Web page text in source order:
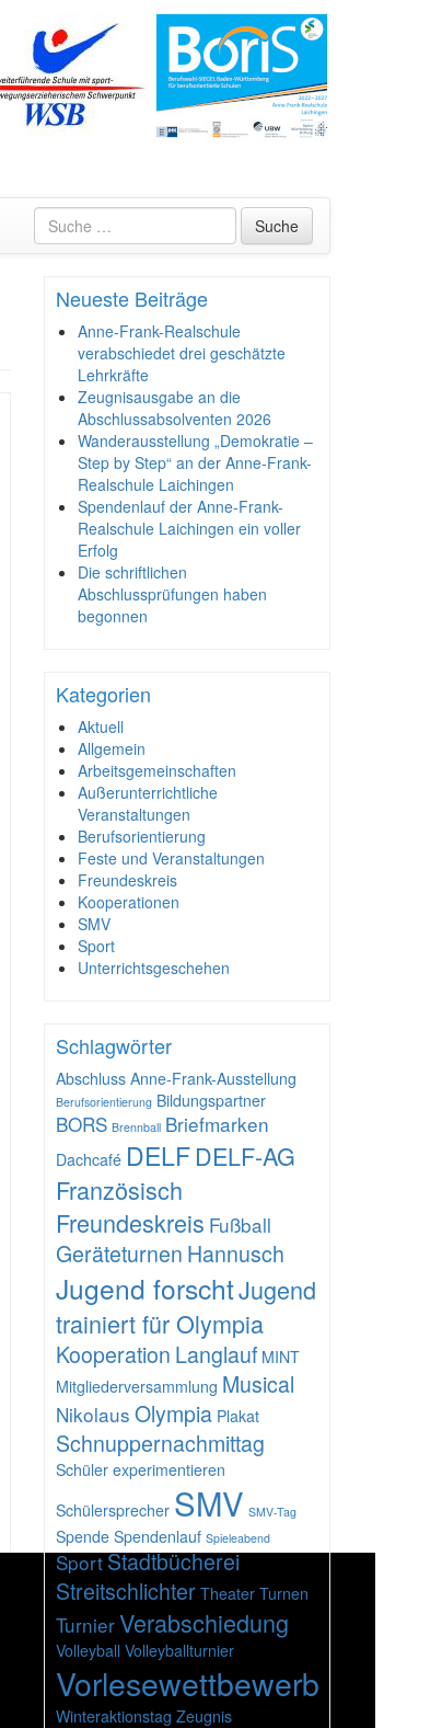
Suche
Neueste Beiträge
Anne-Frank-Realschule
verabschiedet drei geschätzte
Lehrkräfte
Zeugnisausgabe an die
Abschlussabsolventen 2026
Wanderausstellung „Demokratie –
Step by Step“ an der Anne-Frank-
Realschule Laichingen
Spendenlauf der Anne-Frank-
Realschule Laichingen ein voller
Erfolg
Die schriftlichen
Abschlussprüfungen haben
begonnen
Kategorien
Aktuell
Allgemein
Arbeitsgemeinschaften
Außerunterrichtliche
Veranstaltungen
Berufsorientierung
Feste und Veranstaltungen
Freundeskreis
Kooperationen
SMV
Sport
Unterrichtsgeschehen
Schlagwörter
Abschluss Anne-Frank-Ausstellung
Berufsorientierung Bildungspartner
BORS Brennball Briefmarken
Dachcafé DELF DELF-AG
Französisch
Freundeskreis Fußball
Geräteturnen Hannusch
Jugend forschtJugend
trainiert für Olympia
Kooperation Langlauf MINT
Mitgliederversammlung Musical
Nikolaus Olympia Plakat
Schnuppernachmittag
Schüler experimentieren
Schülersprecher SMV SMV-Tag
Spende Spendenlauf Spieleabend
SportStadtbücherei
Streitschlichter Theater Turnen
TurnierVerabschiedung
Volleyball Volleyballturnier
Vorlesewettbewerb
Winteraktionstag Zeugnis